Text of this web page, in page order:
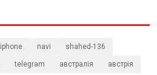
iphone navi shahed-136
telegram австралія австрія